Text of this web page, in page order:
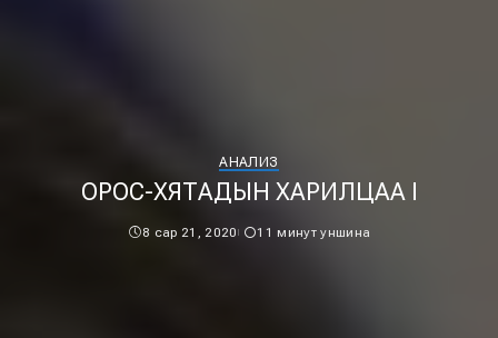
АНАЛИЗ
ОРОС-ХЯТАДЫН ХАРИЛЦАА I
8 сар 21, 2020 11 минут уншина